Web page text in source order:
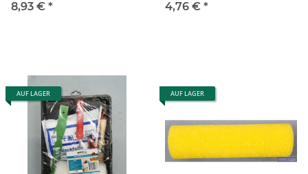
8,93 € *
4,76 € *
AUF LAGER AUF LAGER